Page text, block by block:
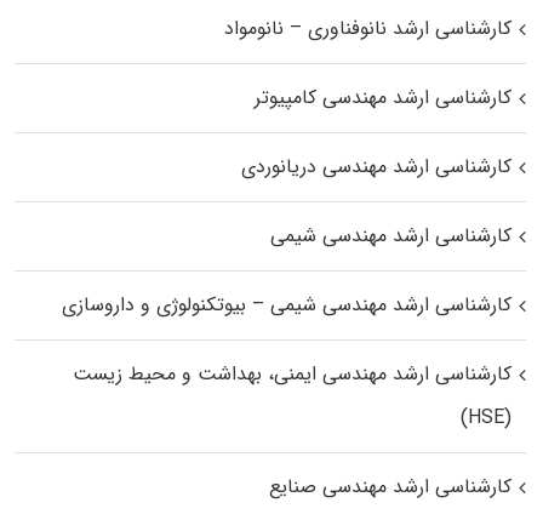
کارشناسی ارشد نانوفناوری – نانومواد
کارشناسی ارشد مهندسی کامپیوتر
کارشناسی ارشد مهندسی دریانوردی
کارشناسی ارشد مهندسی شیمی
کارشناسی ارشد مهندسی شیمی – بیوتکنولوژی و داروسازی
کارشناسی ارشد مهندسی ایمنی، بهداشت و محیط زیست
(HSE)
کارشناسی ارشد مهندسی صنایع